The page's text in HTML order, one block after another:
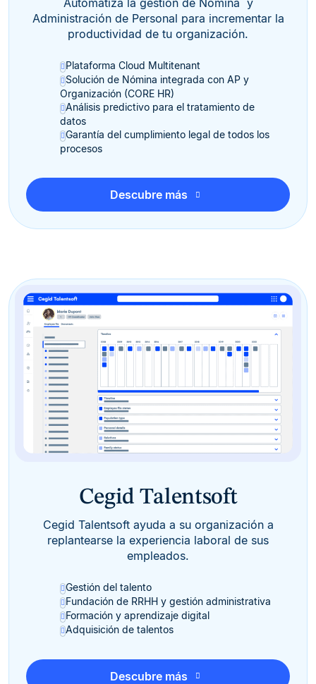
Automatiza la gestión de Nómina y
Administración de Personal para incrementar la
productividad de tu organización.
Plataforma Cloud Multitenant
Solución de Nómina integrada con AP y
Organización (CORE HR)
Análisis predictivo para el tratamiento de
datos
Garantía del cumplimiento legal de todos los
procesos
Descubre más
Cegid Talentsoft
Cegid Talentsoft ayuda a su organización a
replantearse la experiencia laboral de sus
empleados.
Gestión del talento
Fundación de RRHH y gestión administrativa
Formación y aprendizaje digital
Adquisición de talentos
Descubre más